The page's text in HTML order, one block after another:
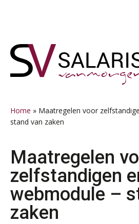
naar
hoofdnavigatie
naar
hoofd
naar
eerste
naar
voettekst
Home » Maatregelen voor
stand van zaken
Maatregelen
zelfstandigen
webmodule –
zaken